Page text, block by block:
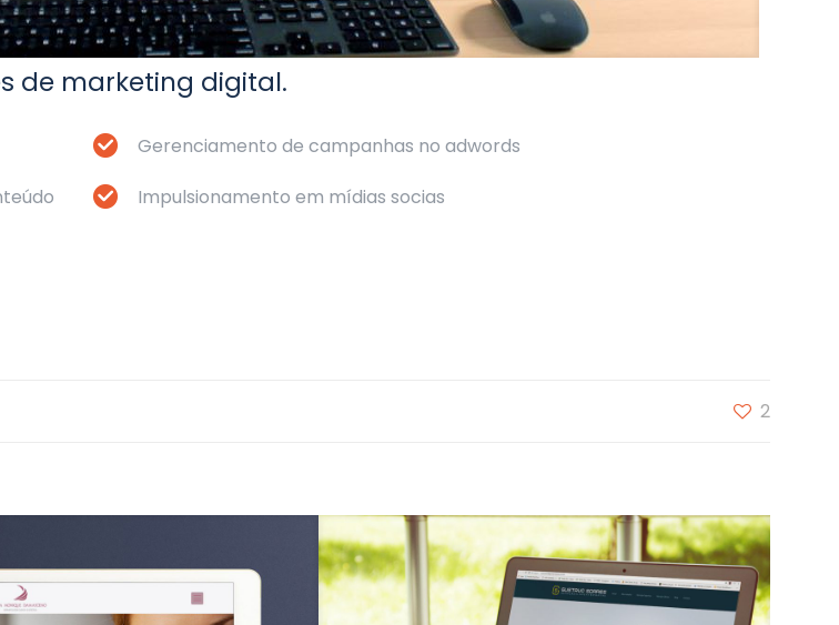
de marketing digital.
Gerenciamento de campanhas no adwords
Impulsionamento em mídias socias
2